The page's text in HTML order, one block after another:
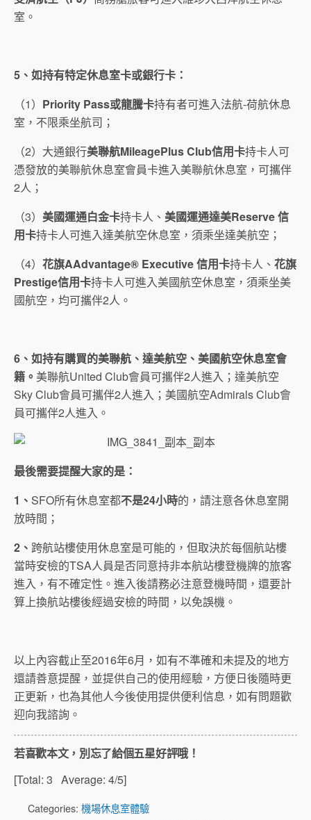
室。
5 、如持有特定休息室卡或銀行卡：
（1） Priority Pass或龍騰卡持有者可進入法航-荷航休息
室，不限乘坐航司；
（2）大通銀行美聯航MileagePlus Club信用卡持卡人可
憑發放的美聯航休息室會員卡進入美聯航休息室，可攜伴
2人；
（3） 美國運通白金卡持卡人、 美國運通達美Reserve信
用卡持卡人可進入達美航空休息室，須乘坐達美航空；
（4） 花旗AAdvantage® Executive信用卡持卡人、 花旗
Prestige信用卡持卡人可進入美國航空休息室，須乘坐美
國航空，均可攜伴2人。
6 、如持有購買的美聯航、達美航空、美國航空休息室會
籍。 美聯航United Club會員可攜伴2人進入；達美航空
Sky Club會員可攜伴2人進入；美國航空Admirals Club會
員可攜伴2人進入。
最後需要提醒大家的是：
1 、 SFO所有休息室都不是24小時的，請注意各休息室開
放時間；
2 、 跨航站樓使用休息室是可能的，但取決於每個航站樓
當時安檢的TSA人員是否同意持非本航站樓登機牌的旅客
進入，有不確定性。進入後請務必注意登機時間，還要計
算上換航站樓後經過安檢的時間，以免誤機。
以上內容截止至2016年6月，如有不準確和未提及的地方
還請善意提醒，並提供自己的使用經驗，方便日後隨時更
正更新，也為其他人今後使用提供便利信息，如有問題歡
迎向我諮詢。
若喜歡本文，別忘了給個五星好評哦！
[Total: 3 Average: 4/5]
Categories: 機場休息室體驗